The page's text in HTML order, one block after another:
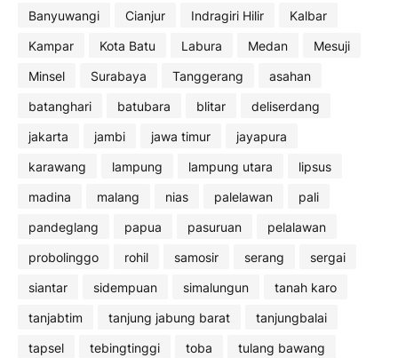
Banyuwangi Cianjur Indragiri Hilir
Kalbar
Kampar
Kota Batu Labura Medan
Mesuji
Minsel
Surabaya Tanggerang
asahan
batanghari
batubara blitar
deliserdang
jakarta
jambi jawa timur
jayapura
karawang
lampung lampung utara
lipsus
madina
malang nias palelawan
pali
pandeglang
papua pasuruan
pelalawan
probolinggo
rohil samosir serang
sergai
siantar
sidempuan simalungun
tanah karo
tanjabtim
tanjung jabung barat
tanjungbalai
tapsel
tebingtinggi toba tulang bawang